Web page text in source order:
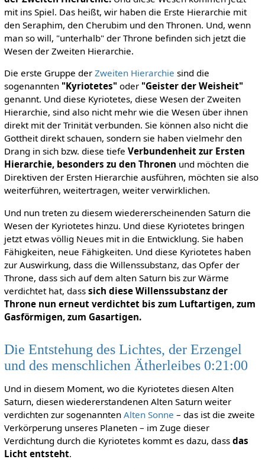
mit ins Spiel. Das heißt, wir haben die Erste Hierarchie mit
den Seraphim, den Cherubim und den Thronen. Und, wenn
man so will, "unterhalb" der Throne befinden sich jetzt die
Wesen der Zweiten Hierarchie.
Die erste Gruppe der Zweiten Hierarchie sind die
sogenannten "Kyriotetes"oder "Geister der Weisheit"
genannt. Und diese Kyriotetes, diese Wesen der Zweiten
Hierarchie, sind also nicht mehr wie die Wesen über ihnen
direkt mit der Trinität verbunden. Sie können also nicht die
Gottheit direkt schauen, sondern sie haben vielmehr den
Drang in sich bzw. diese tiefe Verbundenheit zur Ersten
Hierarchie, besonders zu den Thronen und möchten die
Direktiven der Ersten Hierarchie ausführen, möchten sie also
weiterführen, weitertragen, weiter verwirklichen.
Und nun treten zu diesem wiedererscheinenden Saturn die
Wesen der Kyriotetes hinzu. Und diese Kyriotetes bringen
jetzt etwas völlig Neues mit in die Entwicklung. Sie haben
Fähigkeiten, neue Fähigkeiten. Und diese Kyriotetes haben
zur Auswirkung, dass die Willenssubstanz, das Opfer der
Throne, dass sich auf dem alten Saturn bis zur Wärme
verdichtet hat, dass sich diese Willenssubstanz der
Throne nun erneut verdichtet bis zum Luftartigen, zum
Gasförmigen, zum Gasartigen.
Die Entstehung des Lichtes, der Erzengel
und des menschlichen Ätherleibes 0:21:00
Und in diesem Moment, wo die Kyriotetes diesen Alten
Saturn, diesen wiedererstandenen Alten Saturn weiter
verdichten zur sogenannten Alten Sonne – das ist die zweite
Verkörperung unseres Planeten – im Zuge dieser
Verdichtung durch die Kyriotetes kommt es dazu, dass das
Licht entsteht.